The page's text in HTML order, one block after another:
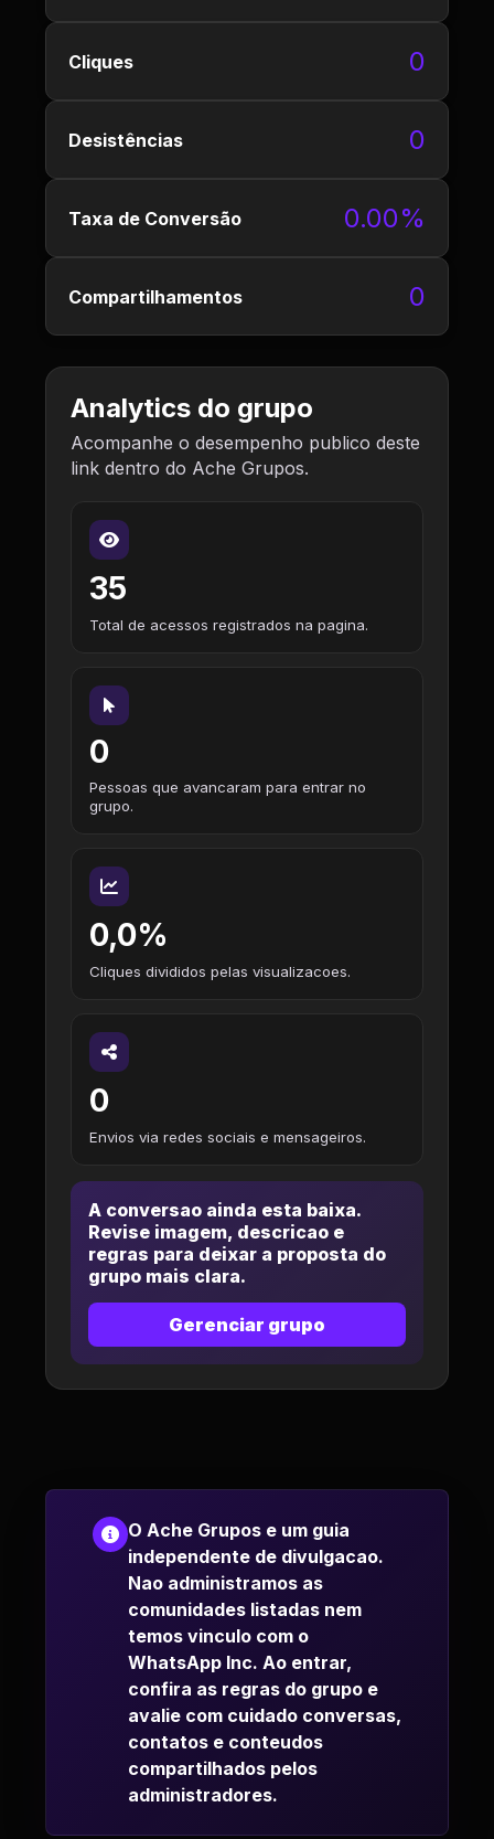
Cliques 0
Desistências 0
Taxa de Conversão 0.00%
Compartilhamentos 0
Analytics do grupo
Acompanhe o desempenho publico deste
link dentro do Ache Grupos.
35
Total de acessos registrados na pagina.
0
Pessoas que avancaram para entrar no
grupo.
0,0%
Cliques divididos pelas visualizacoes.
0
Envios via redes sociais e mensageiros.
A conversao ainda esta baixa.
Revise imagem, descricao e
regras para deixar a proposta do
grupo mais clara.
Gerenciar grupo
O Ache Grupos e um guia
independente de divulgacao.
Nao administramos as
comunidades listadas nem
temos vinculo com o
WhatsApp Inc. Ao entrar,
confira as regras do grupo e
avalie com cuidado conversas,
contatos e conteudos
compartilhados pelos
administradores.